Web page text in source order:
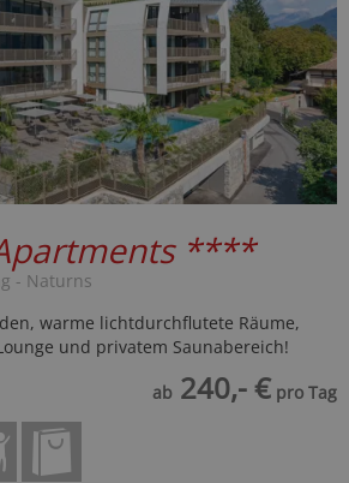
****
- Naturns
warme lichtdurchflutete Räume,
und privatem Saunabereich!
ab 240,- € pro Tag